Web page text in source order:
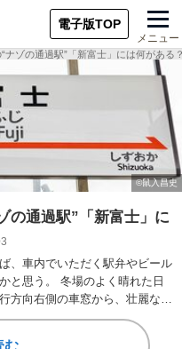
電子版TOP
メニュー
ナゾの通過駅”「新富士」には何がある
の通過駅”「新富士」に
、車内でいただく駅弁やビール
と思う。 冬場のよく晴れた日
方向右側の車窓から、壮麗な富